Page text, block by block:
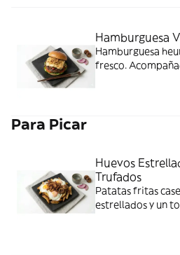
Hamburguesa
Hamburguesa
fresco.
Para Picar
Huevos
Trufados
Patatas fritas
estrellados y un